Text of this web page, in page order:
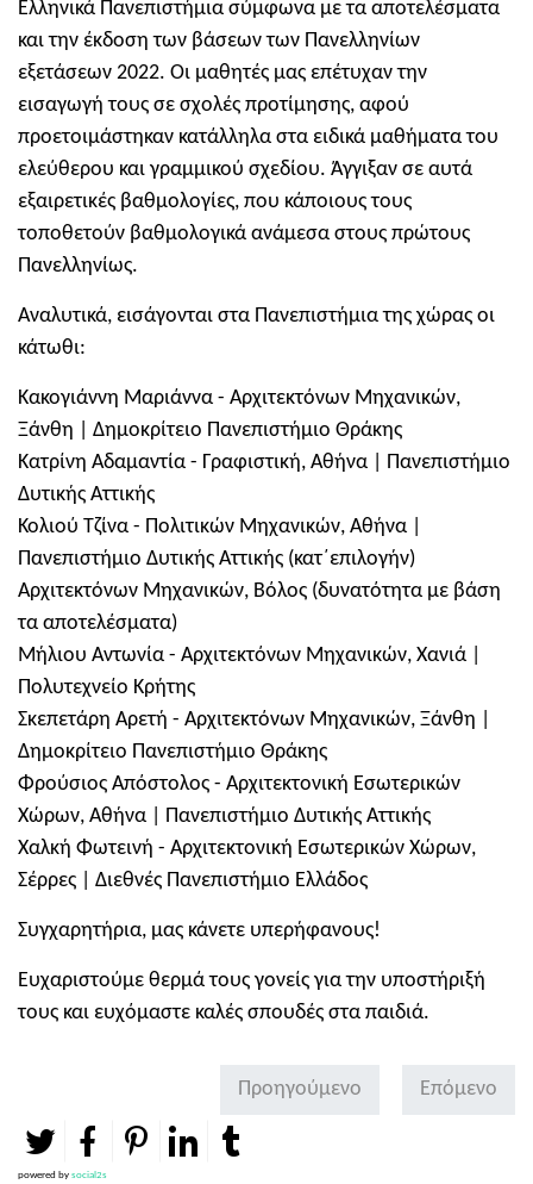
Ελληνικά Πανεπιστήμια σύμφωνα με τα αποτελέσματα
και την έκδοση των βάσεων των Πανελληνίων
εξετάσεων 2022. Οι μαθητές μας επέτυχαν την
εισαγωγή τους σε σχολές προτίμησης, αφού
προετοιμάστηκαν κατάλληλα στα ειδικά μαθήματα του
ελεύθερου και γραμμικού σχεδίου. Άγγιξαν σε αυτά
εξαιρετικές βαθμολογίες, που κάποιους τους
τοποθετούν βαθμολογικά ανάμεσα στους πρώτους
Πανελληνίως.
Αναλυτικά, εισάγονται στα Πανεπιστήμια της χώρας οι
κάτωθι:
Κακογιάννη Μαριάννα - Αρχιτεκτόνων Μηχανικών,
Ξάνθη | Δημοκρίτειο Πανεπιστήμιο Θράκης
Κατρίνη Αδαμαντία - Γραφιστική, Αθήνα | Πανεπιστήμιο
Δυτικής Αττικής
Κολιού Τζίνα - Πολιτικών Μηχανικών, Αθήνα |
Πανεπιστήμιο Δυτικής Αττικής (κατ΄επιλογήν)
Αρχιτεκτόνων Μηχανικών, Βόλος (δυνατότητα με βάση
τα αποτελέσματα)
Μήλιου Αντωνία - Αρχιτεκτόνων Μηχανικών, Χανιά |
Πολυτεχνείο Κρήτης
Σκεπετάρη Αρετή - Αρχιτεκτόνων Μηχανικών, Ξάνθη |
Δημοκρίτειο Πανεπιστήμιο Θράκης
Φρούσιος Απόστολος - Αρχιτεκτονική Εσωτερικών
Χώρων, Αθήνα | Πανεπιστήμιο Δυτικής Αττικής
Χαλκή Φωτεινή - Αρχιτεκτονική Εσωτερικών Χώρων,
Σέρρες | Διεθνές Πανεπιστήμιο Ελλάδος
Συγχαρητήρια, μας κάνετε υπερήφανους!
Ευχαριστούμε θερμά τους γονείς για την υποστήριξή
τους και ευχόμαστε καλές σπουδές στα παιδιά.
Προηγούμενο Επόμενο
powered by social2s